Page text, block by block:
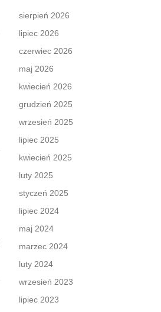
sierpień 2026
lipiec 2026
czerwiec 2026
maj 2026
kwiecień 2026
grudzień 2025
wrzesień 2025
lipiec 2025
kwiecień 2025
luty 2025
styczeń 2025
lipiec 2024
maj 2024
marzec 2024
luty 2024
wrzesień 2023
lipiec 2023